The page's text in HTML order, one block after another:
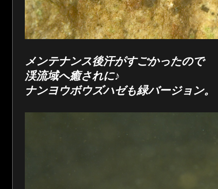
メンテナンス後汗がすごかったので
渓流域へ癒されに♪
ナンヨウボウズハゼも緑バージョン。